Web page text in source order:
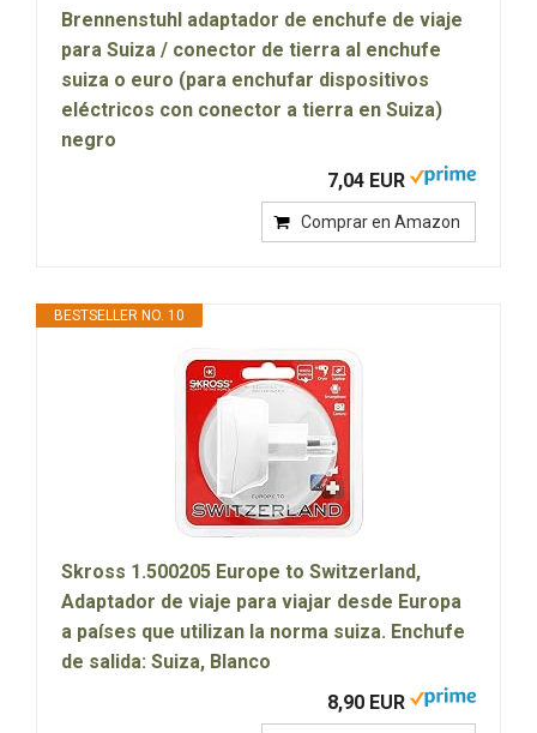
Brennenstuhl adaptador de enchufe de viaje
para Suiza / conector de tierra al enchufe
suiza o euro (para enchufar dispositivos
eléctricos con conector a tierra en Suiza)
negro
7,04 EUR
Comprar en Amazon
BESTSELLER NO. 10
Skross 1.500205 Europe to Switzerland,
Adaptador de viaje para viajar desde Europa
a países que utilizan la norma suiza. Enchufe
de salida: Suiza, Blanco
8,90 EUR